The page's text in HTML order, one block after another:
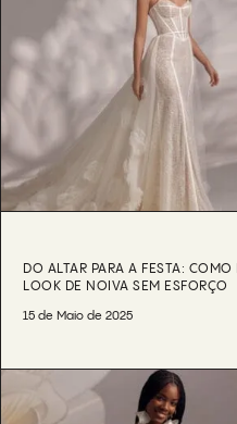
DO ALTAR PARA A FESTA:
LOOK DE NOIVA SEM ESFORÇO
15 de Maio de 2025